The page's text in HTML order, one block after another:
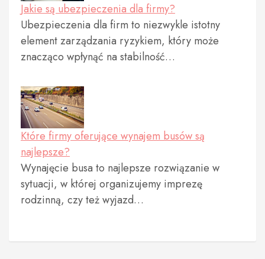
Jakie są ubezpieczenia dla firmy?
Ubezpieczenia dla firm to niezwykle istotny
element zarządzania ryzykiem, który może
znacząco wpłynąć na stabilność…
Które firmy oferujące wynajem busów są
najlepsze?
Wynajęcie busa to najlepsze rozwiązanie w
sytuacji, w której organizujemy imprezę
rodzinną, czy też wyjazd…